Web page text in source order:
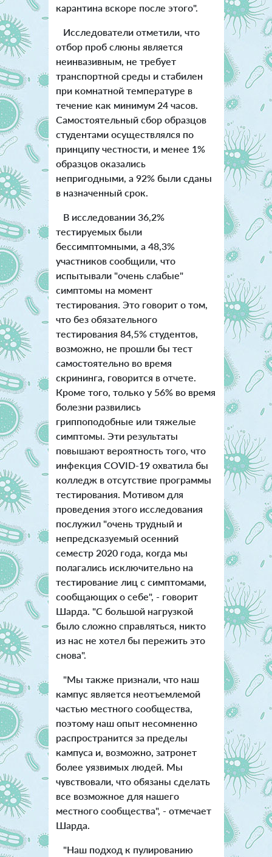
карантина вскоре после этого".
Исследователи отметили, что
отбор проб слюны является
неинвазивным, не требует
транспортной среды и стабилен
при комнатной температуре в
течение как минимум 24 часов.
Самостоятельный сбор образцов
студентами осуществлялся по
принципу честности, и менее 1%
образцов оказались
непригодными, а 92% были сданы
в назначенный срок.
В исследовании 36,2%
тестируемых были
бессимптомными, а 48,3%
участников сообщили, что
испытывали "очень слабые"
симптомы на момент
тестирования. Это говорит о том,
что без обязательного
тестирования 84,5% студентов,
возможно, не прошли бы тест
самостоятельно во время
скрининга, говорится в отчете.
Кроме того, только у 56% во время
болезни развились
гриппоподобные или тяжелые
симптомы. Эти результаты
повышают вероятность того, что
инфекция COVID-19 охватила бы
колледж в отсутствие программы
тестирования. Мотивом для
проведения этого исследования
послужил "очень трудный и
непредсказуемый осенний
семестр 2020 года, когда мы
полагались исключительно на
тестирование лиц с симптомами,
сообщающих о себе", - говорит
Шарда. "С большой нагрузкой
было сложно справляться, никто
из нас не хотел бы пережить это
снова".
"Мы также признали, что наш
кампус является неотъемлемой
частью местного сообщества,
поэтому наш опыт несомненно
распространится за пределы
кампуса и, возможно, затронет
более уязвимых людей. Мы
чувствовали, что обязаны сделать
все возможное для нашего
местного сообщества", - отмечает
Шарда.
"Наш подход к пулированию